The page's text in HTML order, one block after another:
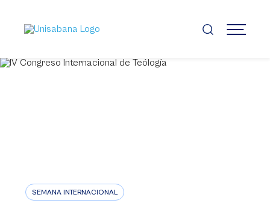
contenido
principal
MENÚ
SEMANA INTERNACIONAL